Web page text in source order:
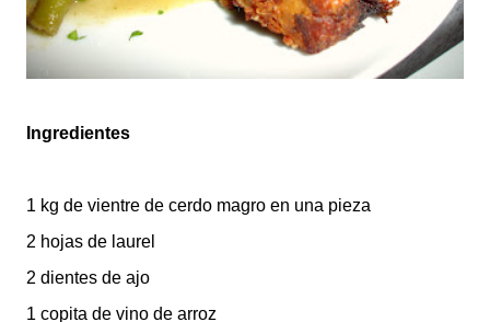
Ingredientes
1 kg de vientre de cerdo magro en una pieza
2 hojas de laurel
2 dientes de ajo
1 copita de vino de arroz